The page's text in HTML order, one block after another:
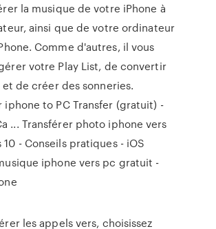
la musique de votre iPhone à
ainsi que de votre ordinateur
Comme d'autres, il vous
votre Play List, de convertir
de créer des sonneries.
iphone to PC Transfer (gratuit) -
... Transférer photo iphone vers
- Conseils pratiques - iOS
iphone vers pc gratuit -
les appels vers, choisissez